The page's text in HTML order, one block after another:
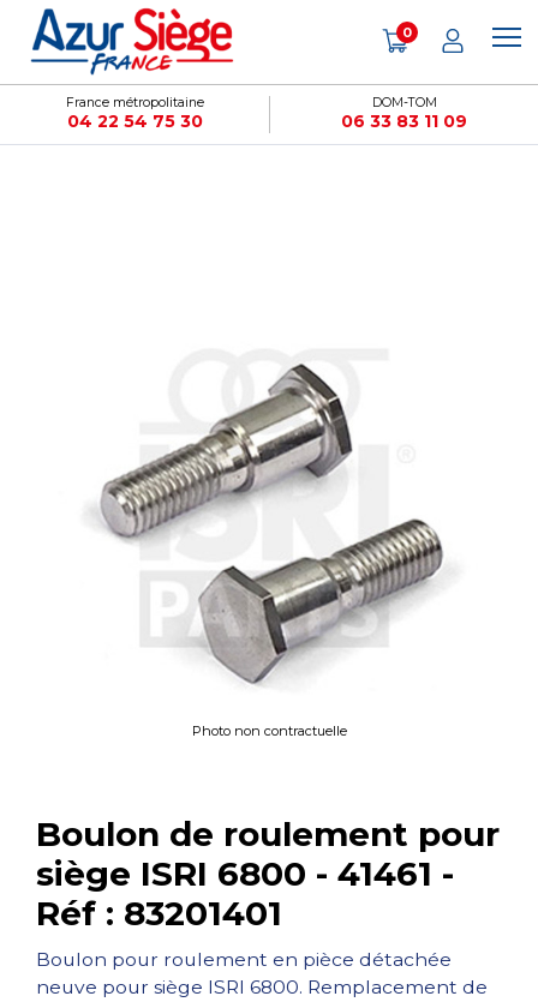
France métropolitaine
04 22 54 75 30
DOM-TOM
06 33 83 11 09
0
Boulon de roulement pour
siège ISRI 6800 - 41461 -
Réf : 83201401
Boulon pour roulement en pièce détachée
neuve pour siège ISRI 6800. Remplacement de
Photo non contractuelle
Panneau de gestion des cookies